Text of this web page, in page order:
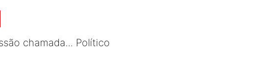
chamada... Político